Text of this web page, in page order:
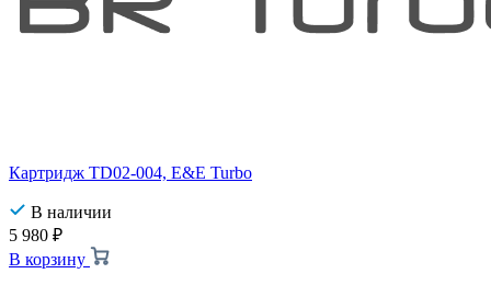
Картридж TD02-004, E&E Turbo
В наличии
5 980 ₽
В корзину